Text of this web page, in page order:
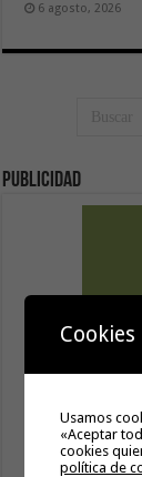
6 agosto, 2026
Publicidad
Cookies
Usamos
«Aceptar
cookies
política de